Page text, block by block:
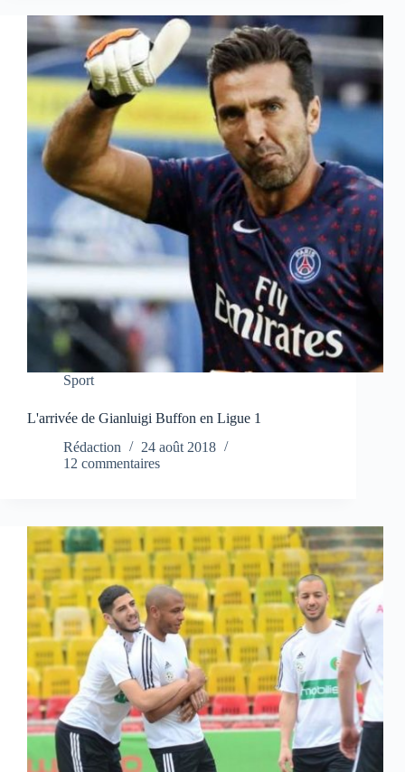
Sport
L'arrivée de Gianluigi Buffon en Ligue 1
Rédaction
24 août 2018
12 commentaires